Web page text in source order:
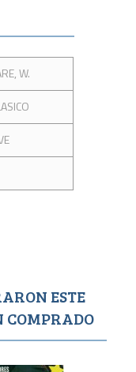
W.
ESTE
COMPRADO